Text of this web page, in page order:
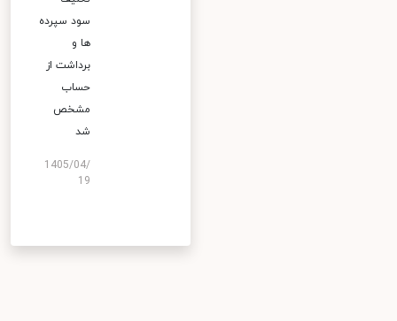
سود سپرده
ها و
برداشت از
حساب
مشخص
شد
1405/04/
19